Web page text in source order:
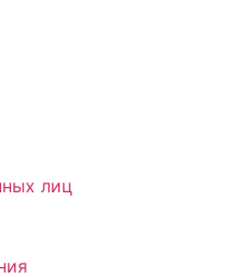
лиц